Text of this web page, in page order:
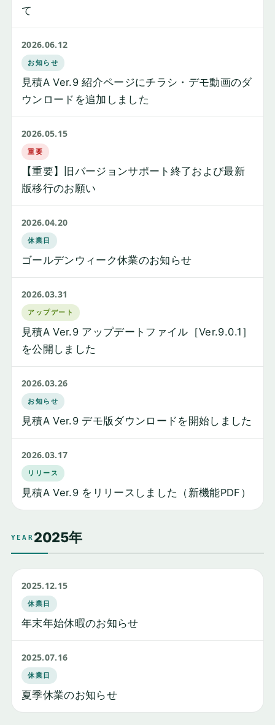
て
2026.06.12
お知らせ
見積A Ver.9 紹介ページにチラシ・デモ動画のダ
ウンロードを追加しました
2026.05.15
重要
【重要】旧バージョンサポート終了および最新
版移行のお願い
2026.04.20
休業日
ゴールデンウィーク休業のお知らせ
2026.03.31
アップデート
見積A Ver.9 アップデートファイル［Ver.9.0.1］
を公開しました
2026.03.26
お知らせ
見積A Ver.9 デモ版ダウンロードを開始しました
2026.03.17
リリース
見積A Ver.9 をリリースしました（新機能PDF）
YEAR 2025年
2025.12.15
休業日
年末年始休暇のお知らせ
2025.07.16
休業日
夏季休業のお知らせ